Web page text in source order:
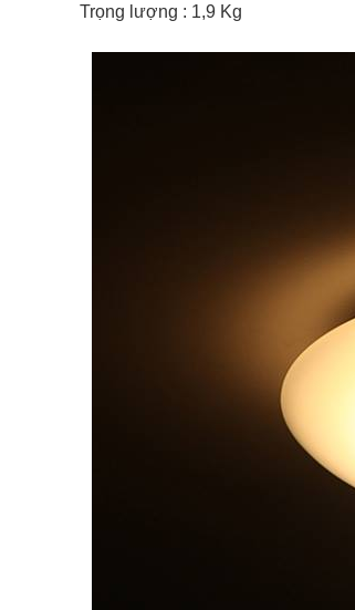
Trọng lượng : 1,9 Kg